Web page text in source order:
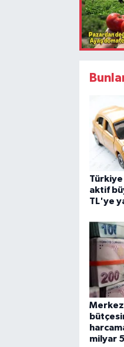
aktif
TL'ye
milyar